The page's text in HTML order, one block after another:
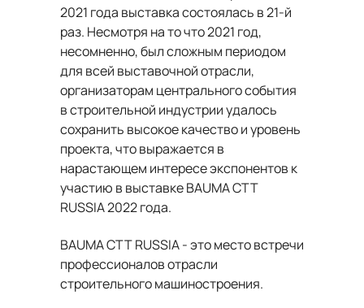
2021 года выставка состоялась в 21-й
раз. Несмотря на то что 2021 год,
несомненно, был сложным периодом
для всей выставочной отрасли,
организаторам центрального события
в строительной индустрии удалось
сохранить высокое качество и уровень
проекта, что выражается в
нарастающем интересе экспонентов к
участию в выставке BAUMA CTT
RUSSIA 2022 года.
BAUMA CTT RUSSIA - это место встречи
профессионалов отрасли
строительного машиностроения.